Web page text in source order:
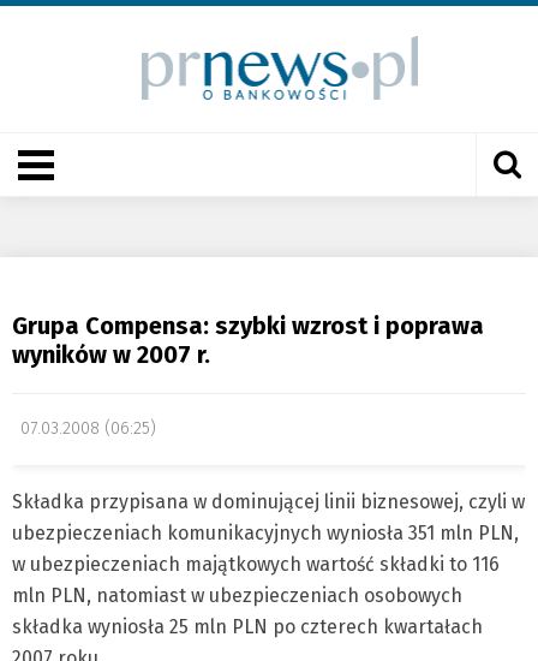
Grupa Compensa: szybki wzrost i poprawa
wyników w 2007 r.
07.03.2008 (06:25)
Składka przypisana w dominującej linii biznesowej, czyli w
ubezpieczeniach komunikacyjnych wyniosła 351 mln PLN,
w ubezpieczeniach majątkowych wartość składki to 116
mln PLN, natomiast w ubezpieczeniach osobowych
składka wyniosła 25 mln PLN po czterech kwartałach